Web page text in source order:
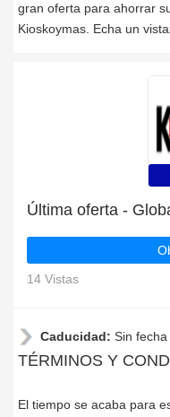
gran oferta para ahorrar
Kioskoymas. Echa un
14 Vistas
Caducidad: Sin
TÉRMINOS Y
El tiempo se acaba para